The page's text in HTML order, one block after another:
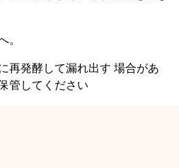
。
再発酵して漏れ出す 場合があ
管してください